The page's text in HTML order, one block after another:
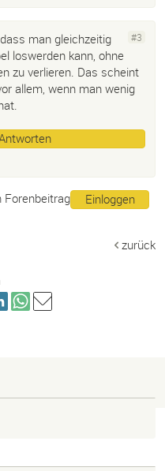
#3
man gleichzeitig
loswerden kann, ohne
zu verlieren. Das scheint
allem, wenn man wenig
Einloggen
Forenbeitrag
zurück